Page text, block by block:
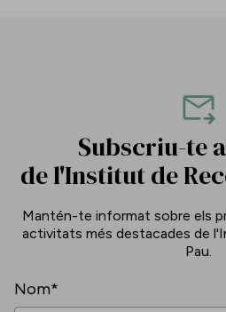
Subscriu-te
de l'Institut de
Mantén-te informat sobre els
activitats més destacades de
Pau.
Nom*